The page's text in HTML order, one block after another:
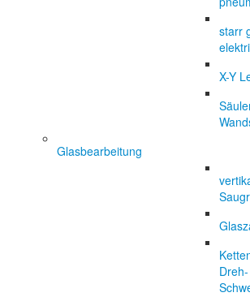
starr
X-Y
Glasbearbeitung